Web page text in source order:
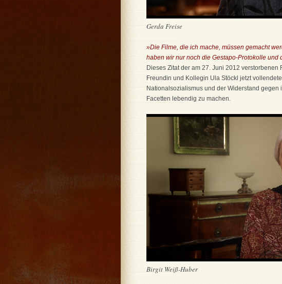
Gerda Freise
»Die Filme, die ich mache, müssen gemacht
haben wir nur noch die Gestapo-Protokolle
Dieses Zitat der am 27. Juni 2012
Freundin und Kollegin Ula Stöckl jetzt
Nationalsozialismus und der Widerstand
Facetten lebendig zu machen.
Birgit Weiß-Huber